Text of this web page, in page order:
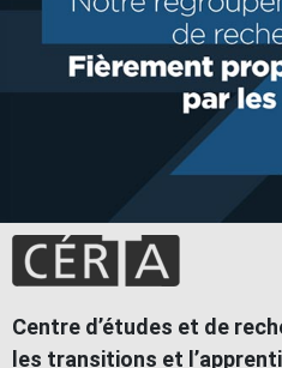
Centre d’études et de
les transitions et